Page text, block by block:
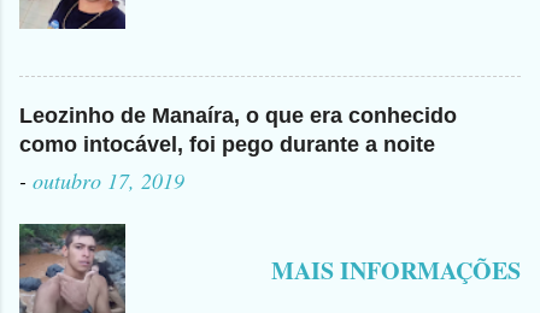
Leozinho de Manaíra, o que era conhecido
como intocável, foi pego durante a noite
- outubro 17, 2019
MAIS INFORMAÇÕES